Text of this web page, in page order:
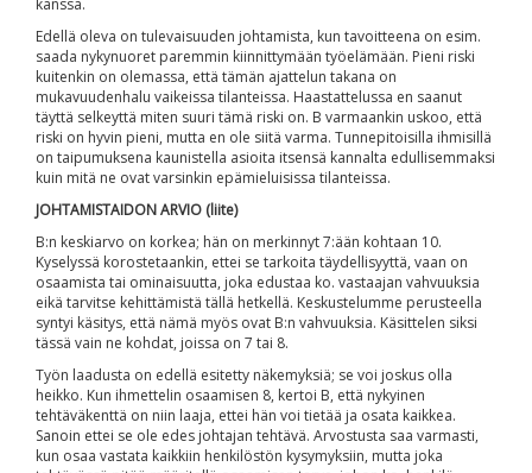
kanssa.
Edellä oleva on tulevaisuuden johtamista, kun tavoitteena on esim.
saada nykynuoret paremmin kiinnittymään työelämään. Pieni riski
kuitenkin on olemassa, että tämän ajattelun takana on
mukavuudenhalu vaikeissa tilanteissa. Haastattelussa en saanut
täyttä selkeyttä miten suuri tämä riski on. B varmaankin uskoo, että
riski on hyvin pieni, mutta en ole siitä varma. Tunnepitoisilla ihmisillä
on taipumuksena kaunistella asioita itsensä kannalta edullisemmaksi
kuin mitä ne ovat varsinkin epämieluisissa tilanteissa.
JOHTAMISTAIDON ARVIO (liite)
B:n keskiarvo on korkea; hän on merkinnyt 7:ään kohtaan 10.
Kyselyssä korostetaankin, ettei se tarkoita täydellisyyttä, vaan on
osaamista tai ominaisuutta, joka edustaa ko. vastaajan vahvuuksia
eikä tarvitse kehittämistä tällä hetkellä. Keskustelumme perusteella
syntyi käsitys, että nämä myös ovat B:n vahvuuksia. Käsittelen siksi
tässä vain ne kohdat, joissa on 7 tai 8.
Työn laadusta on edellä esitetty näkemyksiä; se voi joskus olla
heikko. Kun ihmettelin osaamisen 8, kertoi B, että nykyinen
tehtäväkenttä on niin laaja, ettei hän voi tietää ja osata kaikkea.
Sanoin ettei se ole edes johtajan tehtävä. Arvostusta saa varmasti,
kun osaa vastata kaikkiin henkilöstön kysymyksiin, mutta joka